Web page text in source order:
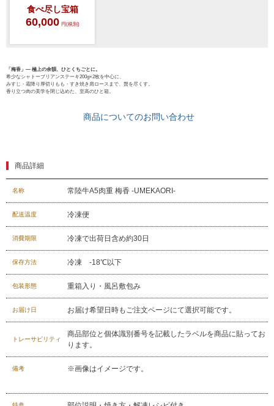
029-254-2441
食べ尽し宝箱
60,000 円(税別)
「梅香」— 極上の余韻、ひとくちごとに。
希少なシャトーブリアンステーキ200g×2枚を中心に、
みすじ・霜降り厚切りもも・すき焼き肩ロースまで、贅を尽くす。
香り立つ肉の美学を閉じ込めた、至高のひと箱。
商品についてのお問い合わせ
商品詳細
名称 常陸牛A5肉重 梅香 -UMEKAORI-
配送温度 冷凍便
消費期限 冷凍で出荷日含め約30日
保存方法 冷凍 -18℃以下
包装形態 重箱入り・風呂敷包み
お届け日 お届け希望日時もご注文ページにて選択可能です。
トレーサビリティ
商品部位と個体識別番号を記載したラベルを商品に貼ってお
ります。
備考 ※画像はイメージです。